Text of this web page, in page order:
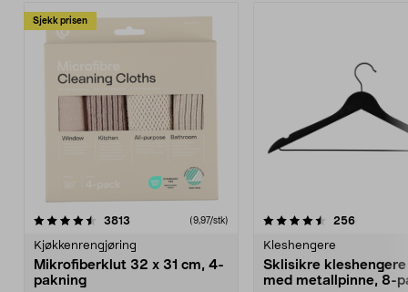
Sjekk prisen
3813 anmeldelser(9,97/stk)
Kjøkkenrengjøring
Mikrofiberklut 32 x 31 cm, 4-
pakning
4.5av 5 stjerner 256
Kleshengere
Sklisikre
med metallpinne, 8-
4.5av 5 stjerner